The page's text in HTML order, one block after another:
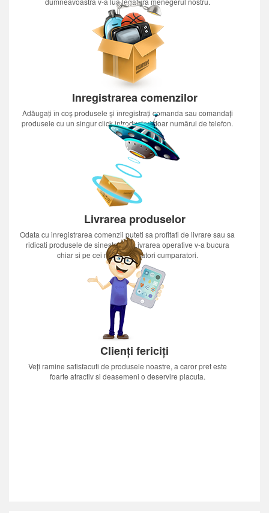
Inregistrarea comenzilor
Adăugați în coș produsele și înregistrați comanda sau comandați
produsele cu un singur click introducînd doar numărul de telefon.
Livrarea produselor
Odata cu inregistrarea comenzii puteti sa profitati de livrare sau sa
ridicati produsele de sinestatator.Livrarea operative v-a bucura
chiar si pe cei mai nerabdatori cumparatori.
Clienți fericiți
Veți ramine satisfacuti de produsele noastre, a caror pret este
foarte atractiv si deasemeni o deservire placuta.